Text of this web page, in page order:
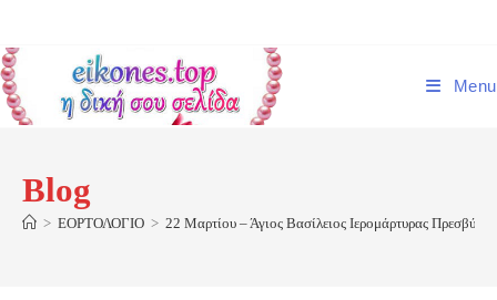
content
Menu
Blog
> ΕΟΡΤΟΛΟΓΙΟ > 22 Μαρτίου – Άγιος Βασίλειος Ιερομάρτυρας